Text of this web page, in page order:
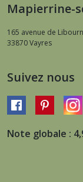
Mapierrine-
165 avenue de
33870Vayres
Suivez nous
Note globale :